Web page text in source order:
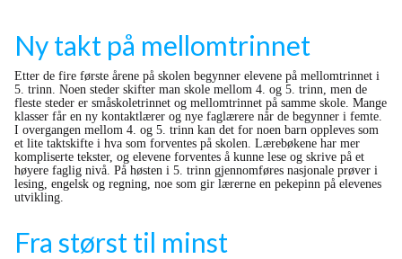
Ny takt på mellomtrinnet
Etter de fire første årene på skolen begynner elevene på mellomtrinnet i
5. trinn. Noen steder skifter man skole mellom 4. og 5. trinn, men de
fleste steder er småskoletrinnet og mellomtrinnet på samme skole. Mange
klasser får en ny kontaktlærer og nye faglærere når de begynner i femte.
I overgangen mellom 4. og 5. trinn kan det for noen barn oppleves som
et lite taktskifte i hva som forventes på skolen. Lærebøkene har mer
kompliserte tekster, og elevene forventes å kunne lese og skrive på et
høyere faglig nivå. På høsten i 5. trinn gjennomføres nasjonale prøver i
lesing, engelsk og regning, noe som gir lærerne en pekepinn på elevenes
utvikling.
Fra størst til minst